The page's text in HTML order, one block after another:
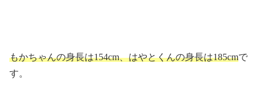
もかちゃんの身長は154cm、はやとくんの身長は185cmで
す。